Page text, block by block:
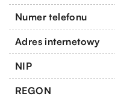
Numer telefonu
Adres internetowy
NIP
REGON